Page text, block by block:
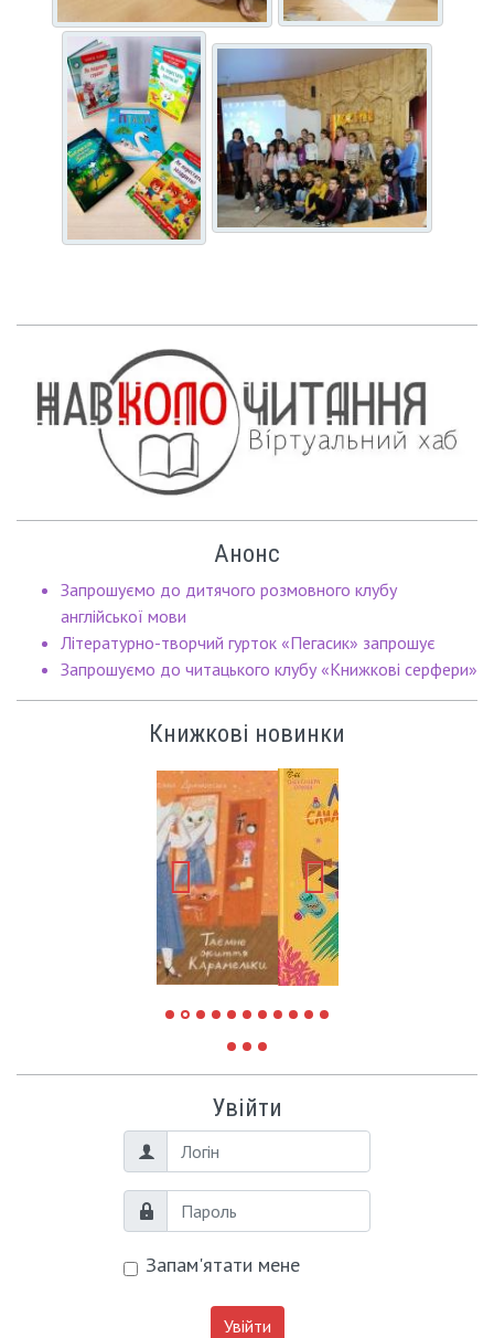
Анонс
Запрошуємо до дитячого розмовного клубу
англійської мови
Літературно-творчий гурток «Пегасик» запрошує
Запрошуємо до читацького клубу «Книжкові серфери»
Книжкові новинки
Увійти
Логін
Пароль
Запам'ятати мене
Увійти